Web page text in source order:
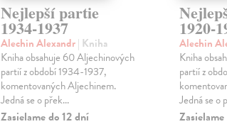
Nejlepší partie
1934-1937
Alechin Alexandr| Kniha
Kniha obsahuje 60 Aljechinových
partií z období 1934-1937,
komentovaných Aljechinem.
Jedná se o přek...
Zasielame do 12 dní
1920-
Alechin
Kniha
partií z
Jedná se o